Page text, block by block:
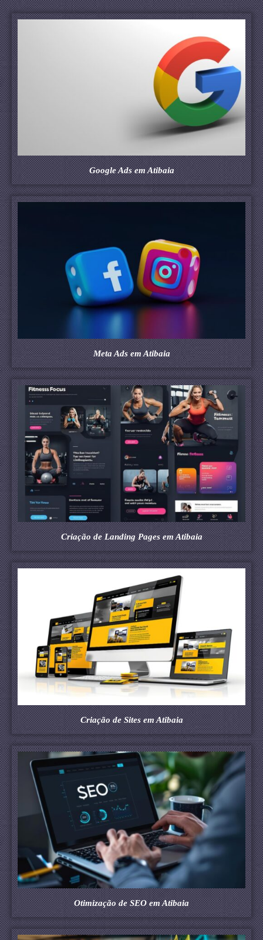
Google Ads em Atibaia
Meta Ads em Atibaia
Criação de Landing Pages em Atibaia
Criação de Sites em Atibaia
Otimização de SEO em Atibaia